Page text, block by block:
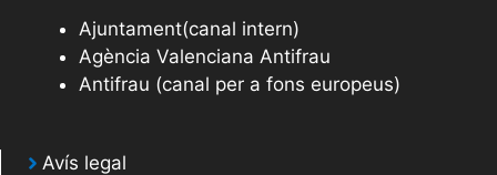
Ajuntament(canal intern)
Agència Valenciana Antifrau
Antifrau (canal per a fons europeus)
Avís legal